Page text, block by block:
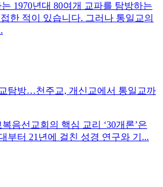
1970년대 80여개 교파를 탐방하는
한 적이 있습니다. 그러나 통일교의
탐방…천주교, 개신교에서 통일교까
음선교회의 핵심 교리 ‘30개론’은
부터 21년에 걸친 성경 연구와 기...